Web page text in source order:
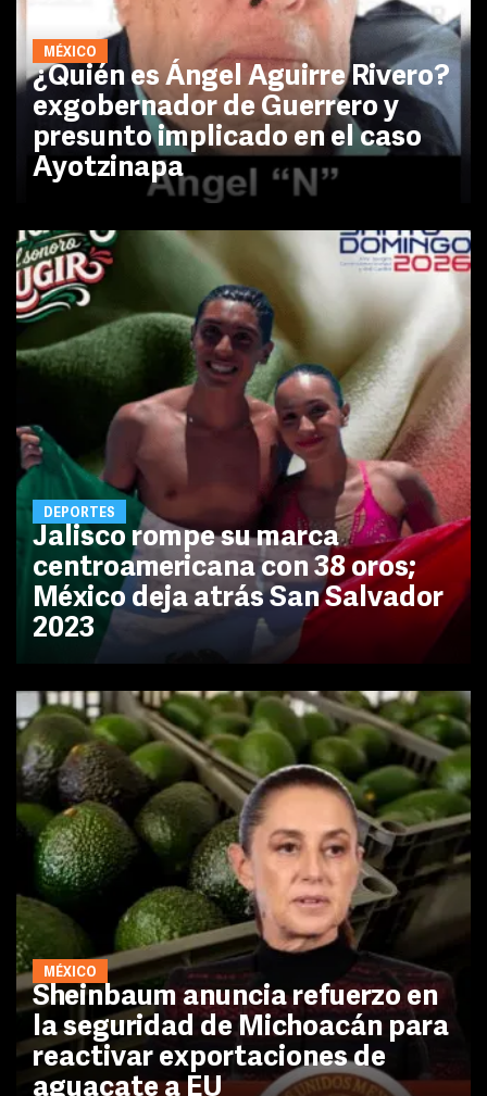
MÉXICO
¿Quién es Ángel Aguirre Rivero?
exgobernador de Guerrero y
presunto implicado en el caso
Ayotzinapa
DEPORTES
Jalisco rompe su marca
centroamericana con 38 oros;
México deja atrás San Salvador
2023
MÉXICO
Sheinbaum anuncia refuerzo en
la seguridad de Michoacán para
reactivar exportaciones de
aguacate a EU